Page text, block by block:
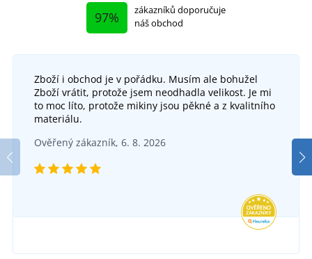
97%
zákazníků doporučuje
náš obchod
Zboží i obchod je v pořádku. Musím ale bohužel
Zboží vrátit, protože jsem neodhadla velikost. Je mi
to moc líto, protože mikiny jsou pěkné a z kvalitního
materiálu.
Ověřený zákazník, 6. 8. 2026